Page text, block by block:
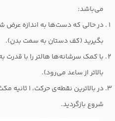
می‌باشد:
در حالی که دست‌ها به اندازه عرض
بگیرید (کف دستان به سمت بدن).
با کمک سرشانه‌ها هالتر را با قدرت
بالاتر از ساعد می‌رود).
در بالاترین
شروع بازگردید.